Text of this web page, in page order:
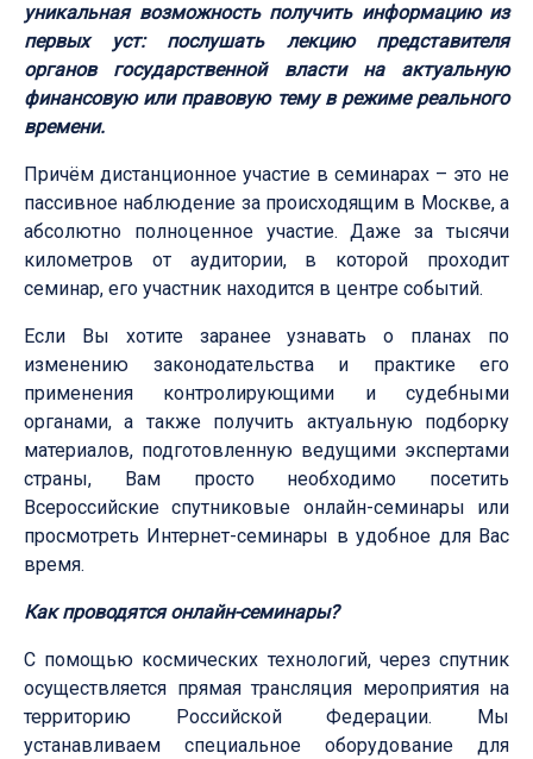
уникальная возможность получить информацию из
первых уст: послушать лекцию представителя
органов государственной власти на актуальную
финансовую или правовую тему в режиме реального
времени.
Причём дистанционное участие в семинарах – это не
пассивное наблюдение за происходящим в Москве, а
абсолютно полноценное участие. Даже за тысячи
километров от аудитории, в которой проходит
семинар, его участник находится в центре событий.
Если Вы хотите заранее узнавать о планах по
изменению законодательства и практике его
применения контролирующими и судебными
органами, а также получить актуальную подборку
материалов, подготовленную ведущими экспертами
страны, Вам просто необходимо посетить
Всероссийские спутниковые онлайн-семинары или
просмотреть Интернет-семинары в удобное для Вас
время.
Как проводятся онлайн-семинары?
С помощью космических технологий, через спутник
осуществляется прямая трансляция мероприятия на
территорию Российской Федерации. Мы
устанавливаем специальное оборудование для